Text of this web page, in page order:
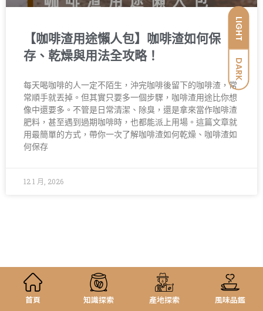
LIGHT
DARK
【咖啡渣用途懶人包】咖啡渣如何保
存、乾燥與用法全攻略！
每天喝咖啡的人一定不陌生，沖完咖啡後留下的咖啡渣，常
常順手就丟掉。但其實只要多一個步驟，咖啡渣用途比你想
像中還要多。不管是日常清潔、除臭，還是拿來當作咖啡渣
肥料，甚至遇到過期咖啡時，也都能派上用場。這篇文章就
用最簡單的方式，帶你一次了解咖啡渣如何乾燥、咖啡渣如
何保存
12 1 月, 2026
首頁 知識探索 產地探索 風味品鑑